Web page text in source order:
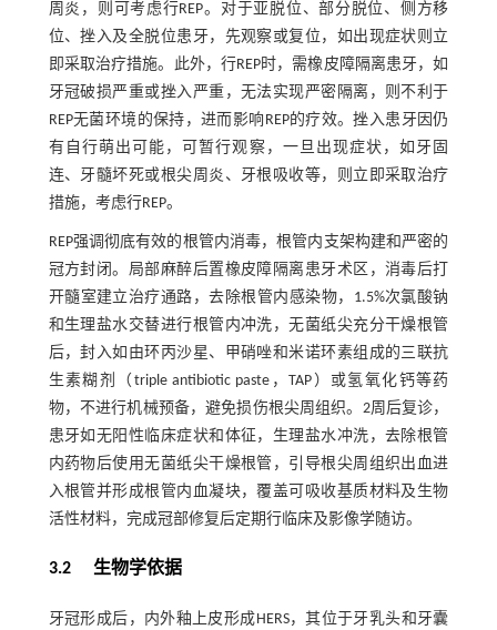
周炎，则可考虑行REP。对于亚脱位、部分脱位、侧方移
位、挫入及全脱位患牙，先观察或复位，如出现症状则立
即采取治疗措施。此外，行REP时，需橡皮障隔离患牙，如
牙冠破损严重或挫入严重，无法实现严密隔离，则不利于
REP无菌环境的保持，进而影响REP的疗效。挫入患牙因仍
有自行萌出可能，可暂行观察，一旦出现症状，如牙固
连、牙髓坏死或根尖周炎、牙根吸收等，则立即采取治疗
措施，考虑行REP。
REP强调彻底有效的根管内消毒，根管内支架构建和严密的
冠方封闭。局部麻醉后置橡皮障隔离患牙术区，消毒后打
开髓室建立治疗通路，去除根管内感染物，1.5%次氯酸钠
和生理盐水交替进行根管内冲洗，无菌纸尖充分干燥根管
后，封入如由环丙沙星、甲硝唑和米诺环素组成的三联抗
生素糊剂（triple antibiotic paste，TAP）或氢氧化钙等药
物，不进行机械预备，避免损伤根尖周组织。2周后复诊，
患牙如无阳性临床症状和体征，生理盐水冲洗，去除根管
内药物后使用无菌纸尖干燥根管，引导根尖周组织出血进
入根管并形成根管内血凝块，覆盖可吸收基质材料及生物
活性材料，完成冠部修复后定期行临床及影像学随访。
3.2 生物学依据
牙冠形成后，内外釉上皮形成HERS，其位于牙乳头和牙囊